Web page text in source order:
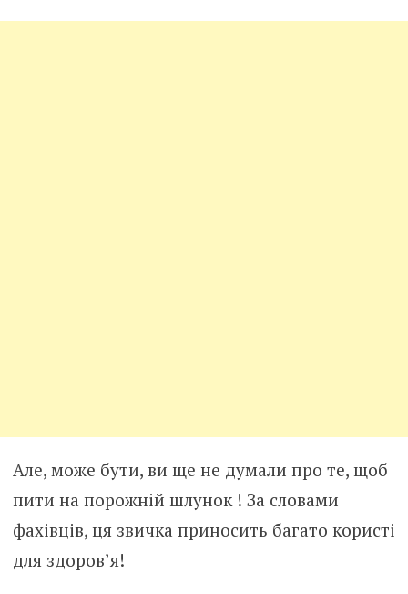
Але, може бути, ви ще не думали про те, щоб
пити на порожній шлунок ! За словами
фахівців, ця звичка приносить багато користі
для здоров’я!